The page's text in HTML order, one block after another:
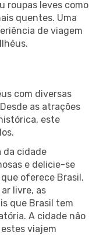
roupas leves como
quentes. Uma
de viagem
com diversas
as atrações
este
da cidade
e delicie-se
oferece Brasil.
livre, as
que Brasil tem
A cidade não
viajem